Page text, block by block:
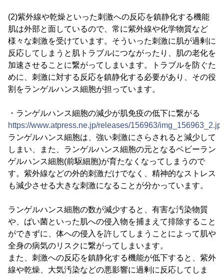
(2)紫外線や乾燥といった刺激への反応を鎮静化する機能
肌は外部と面しているので、常に紫外線や化学物質など
様々な刺激を受けています。そういった刺激に肌が過剰に
反応してしまうと肌トラブルにつながったり、肌の老化を
加速させることに繋がってしまいます。トラブルを防ぐた
めに、刺激に対する反応を鎮静化する必要があり、その役
割をランゲルハンス細胞が担っています。
・ランゲルハンス細胞の減少が肌免疫の低下に繋がる
https://www.atpress.ne.jp/releases/156963/
ランゲルハンス細胞は、強い刺激にさらされると減少して
しまい、また、ランゲルハンス細胞の元となるベビーラン
ゲルハンス細胞(前駆細胞)が育たなくなってしまうので
す。紫外線などの外的刺激だけでなく、精神的なストレス
も減少させる大きな刺激になることが分かっています。
ランゲルハンス細胞の数が減少すると、有害な汚染物質
や、ばい菌といった肌への侵入物を捕まえて排除すること
ができずに、体への侵入を許してしまうことによって肌や
全身の病気のリスクに繋がってしまいます。
また、刺激への反応を鎮静化する機能が低下すると、紫外
線や乾燥、大気汚染などの悪影響に過剰に反応してしま